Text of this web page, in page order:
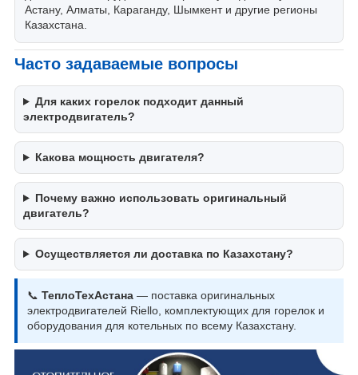
Астану, Алматы, Караганду, Шымкент и другие регионы
Казахстана.
Часто задаваемые вопросы
Для каких горелок подходит данный
электродвигатель?
Какова мощность двигателя?
Почему важно использовать оригинальный
двигатель?
Осуществляется ли доставка по Казахстану?
📞 ТеплоТехАстана — поставка оригинальных
электродвигателей Riello, комплектующих для горелок и
оборудования для котельных по всему Казахстану.